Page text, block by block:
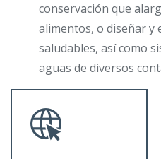
conservación que
alimentos, o diseñar y
saludables, así como
aguas de diversos